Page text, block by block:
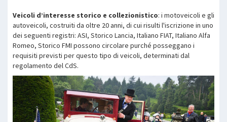
Veicoli d’interesse storico e collezionistico: i motoveicoli e gli
autoveicoli, costruiti da oltre 20 anni, di cui risulti l'iscrizione in uno
dei seguenti registri: ASI, Storico Lancia, Italiano FIAT, Italiano Alfa
Romeo, Storico FMI possono circolare purché posseggano i
requisiti previsti per questo tipo di veicoli, determinati dal
regolamento del CdS.